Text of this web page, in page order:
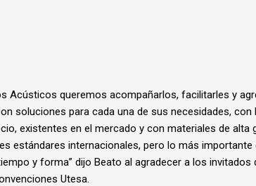
Acústicos queremos acompañarlos, facilitarles y
soluciones para cada una de sus necesidades, con
existentes en el mercado y con materiales de alta
estándares internacionales, pero lo más
y forma” dijo Beato al agradecer a los
Utesa.